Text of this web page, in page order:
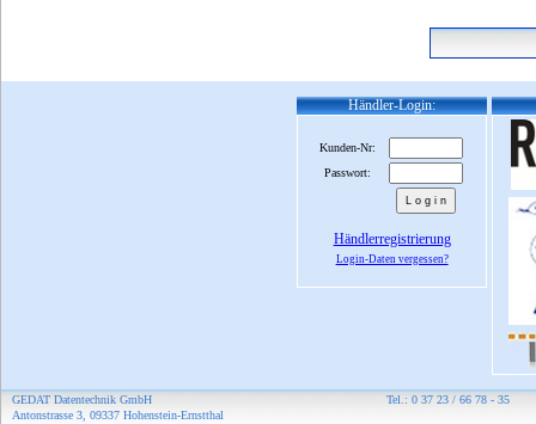
Händler-Login:
Kunden-Nr:
Passwort:
Händlerregistrierung
Login-Daten vergessen?
GEDAT Datentechnik GmbH
Tel.: 0 37 23 / 66 78 - 35
Antonstrasse 3, 09337 Hohenstein-Ernstthal